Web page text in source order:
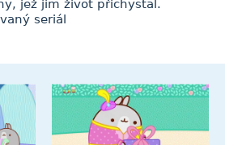
jež jim život přichystal.
seriál